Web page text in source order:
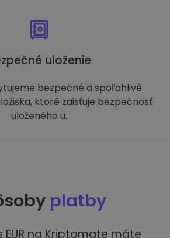
uloženie
bezpečné a spoľahlivé
ktoré zaisťuje bezpečnosť
uloženého u.
platby
EUR na Kriptomate máte